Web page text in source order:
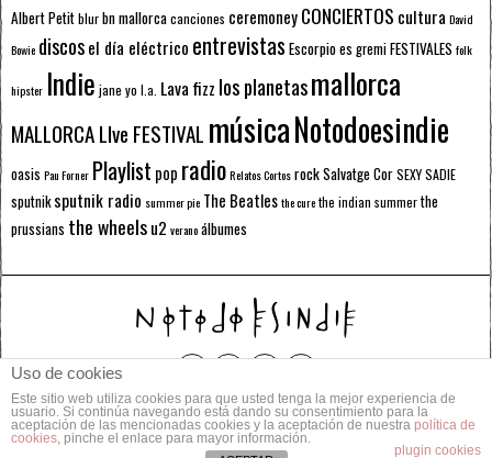
Albert Petitblurbn mallorcacanciones ceremoneyCONCIERTOS cultura David
Bowie discosel día eléctrico entrevistas Escorpioes gremiFESTIVALES folk
hipster Indie jane yo l.a. Lava fizz los planetasmallorca
MALLORCA LIve FESTIVAL músicaNotodoesindie
oasis Pau Forner Playlist pop radioRelatos CortosrockSalvatge CorSEXY SADIE
sputnik sputnik radio summer pie The Beatlesthe curethe indian summerthe
prussians the wheelsu2 veranoálbumes
© 2014 Todos los derechos reservados.
POLÍTICA DE PRIVACIDAD CONTACTO
Uso de cookies
Este sitio web utiliza cookies para que usted tenga la mejor experiencia de
usuario. Si continúa navegando está dando su consentimiento para la
aceptación de las mencionadas cookies y la aceptación de nuestra política de
cookies, pinche el enlace para mayor información.
plugin cookies